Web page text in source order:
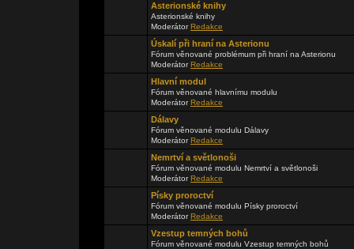
Asterionské knihy
Asterionské knihy
ModerátorRedakce
Úskalí při hraní na Asterionu
Fórum věnované problémum při hraní na Asterionu
ModerátorRedakce
Hlavní modul
Fórum věnované hlavnímu modulu
ModerátorRedakce
Dálavy
Fórum věnované modulu Dálavy
ModerátorRedakce
Nemrtví a světlonoši
Fórum věnované modulu Nemrtví a světlonoši
ModerátorRedakce
Písky proroctví
Fórum věnované modulu Písky proroctví
ModerátorRedakce
Vzestup temných bohů
Fórum věnované modulu Vzestup temných bohů